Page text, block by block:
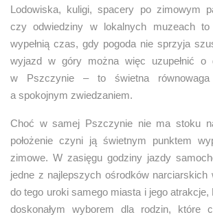
Lodowiska, kuligi, spacery po zimowym
czy odwiedziny w lokalnych muzeach to
wypełnią czas, gdy pogoda nie sprzyja
wyjazd w góry można więc uzupełnić o
w Pszczynie – to świetna równowaga
a spokojnym zwiedzaniem.
Choć w samej Pszczynie nie ma stoku
położenie czyni ją świetnym punktem
zimowe. W zasięgu godziny jazdy
jedne z najlepszych ośrodków narciarskich
do tego uroki samego miasta i jego
doskonałym wyborem dla rodzin, które